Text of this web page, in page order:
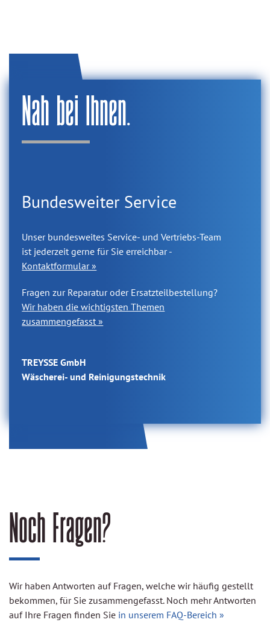
Nah bei Ihnen.
Bundesweiter Service
Unser bundesweites Service- und Vertriebs-Team
ist jederzeit gerne für Sie erreichbar -
Kontaktformular »
Fragen zur Reparatur oder Ersatzteilbestellung?
Wir haben die wichtigsten Themen
zusammengefasst »
TREYSSE GmbH
Wäscherei- und Reinigungstechnik
Noch Fragen?
Wir haben Antworten auf Fragen, welche wir häufig gestellt
bekommen, für Sie zusammengefasst. Noch mehr Antworten
auf Ihre Fragen finden Sie in unserem FAQ-Bereich »